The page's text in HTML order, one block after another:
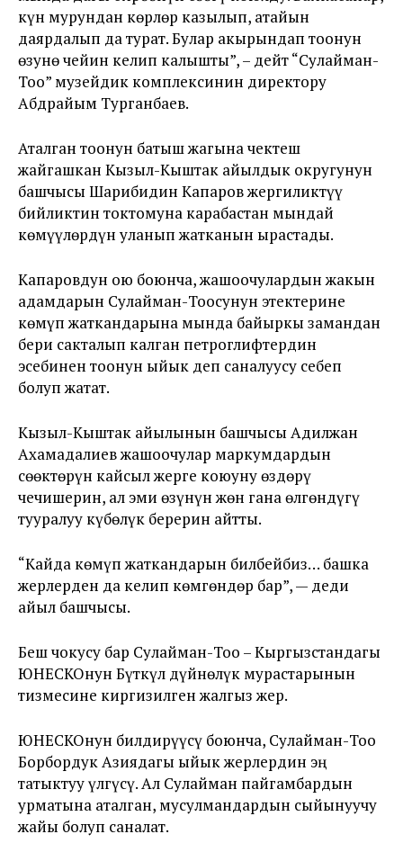
күн мурундан көрлөр казылып, атайын
даярдалып да турат. Булар акырындап тоонун
өзунө чейин келип калышты”, – дейт “Сулайман-
Тоо” музейдик комплексинин директору
Абдрайым Турганбаев.
Аталган тоонун батыш жагына чектеш
жайгашкан Кызыл-Кыштак айылдык округунун
башчысы Шарибидин Капаров жергиликтүү
бийликтин токтомуна карабастан мындай
көмүүлөрдүн уланып жатканын ырастады.
Капаровдун ою боюнча, жашоочулардын жакын
адамдарын Сулайман-Тоосунун этектерине
көмүп жаткандарына мында байыркы замандан
бери сакталып калган петроглифтердин
эсебинен тоонун ыйык деп саналуусу себеп
болуп жатат.
Кызыл-Кыштак айылынын башчысы Адилжан
Ахамадалиев жашоочулар маркумдардын
сөөктөрүн кайсыл жерге коюуну өздөрү
чечишерин, ал эми өзүнүн жөн гана өлгөндүгү
тууралуу күбөлүк берерин айтты.
“Кайда көмүп жаткандарын билбейбиз… башка
жерлерден да келип көмгөндөр бар”, — деди
айыл башчысы.
Беш чокусу бар Сулайман-Тоо – Кыргызстандагы
ЮНЕСКОнун Бүткүл дүйнөлүк мурастарынын
тизмесине киргизилген жалгыз жер.
ЮНЕСКОнун билдирүүсү боюнча, Сулайман-Тоо
Борбордук Азиядагы ыйык жерлердин эң
татыктуу үлгүсү. Ал Сулайман пайгамбардын
урматына аталган, мусулмандардын сыйынуучу
жайы болуп саналат.